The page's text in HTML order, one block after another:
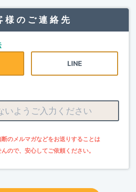
様のご連絡先
LINE